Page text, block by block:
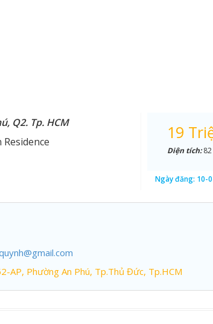
Q2. Tp. HCM
19
Diện tích:
Ngày đăng: 10-
AP, Phường An Phú, Tp.Thủ Đức, Tp.HCM